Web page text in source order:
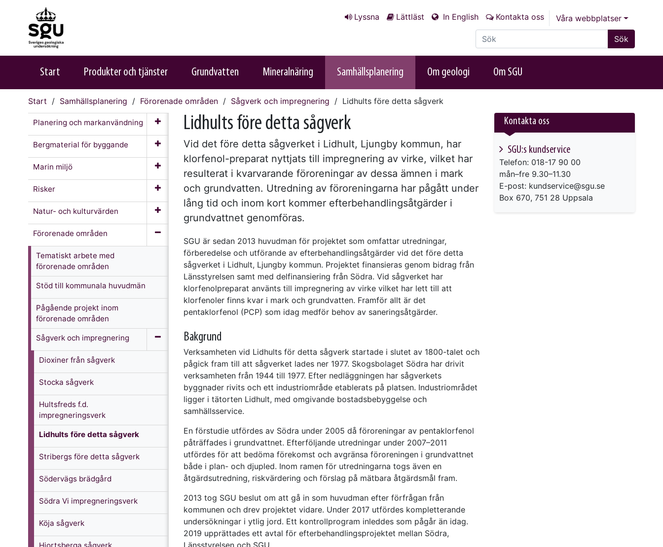
Lyssna Lättläst In English Kontakta oss
Våra webbplatser
Sök på sajten
Sök
Start Produkter och tjänster Grundvatten Mineralnäring Samhällsplanering Om geologi Om SGU
Start Samhällsplanering Förorenade områden Sågverk och impregnering Lidhults före detta sågverk
Planering och markanvändning
Bergmaterial för byggande
Marin miljö
Risker
Natur- och kulturvärden
Förorenade områden
Tematiskt arbete med
förorenade områden
Stöd till kommunala huvudmän
Pågående projekt inom
förorenade områden
Sågverk och impregnering
Dioxiner från sågverk
Stocka sågverk
Hultsfreds f.d.
impregneringsverk
Lidhults före detta sågverk
Stribergs före detta sågverk
Södervägs brädgård
Södra Vi impregneringsverk
Köja sågverk
Hjortsberga sågverk
Lidhults före detta sågverk
Vid det före detta sågverket i Lidhult, Ljungby kommun, har
klorfenol-preparat nyttjats till impregnering av virke, vilket har
resulterat i kvarvarande föroreningar av dessa ämnen i mark
och grundvatten. Utredning av föroreningarna har pågått under
lång tid och inom kort kommer efterbehandlingsåtgärder i
grundvattnet genomföras.
SGU är sedan 2013 huvudman för projektet som omfattar utredningar,
förberedelse och utförande av efterbehandlingsåtgärder vid det före detta
sågverket i Lidhult, Ljungby kommun. Projektet finansieras genom bidrag från
Länsstyrelsen samt med delfinansiering från Södra. Vid sågverket har
klorfenolpreparat använts till impregnering av virke vilket har lett till att
klorfenoler finns kvar i mark och grundvatten. Framför allt är det
pentaklorfenol (PCP) som idag medför behov av saneringsåtgärder.
Bakgrund
Verksamheten vid Lidhults för detta sågverk startade i slutet av 1800-talet och
pågick fram till att sågverket lades ner 1977. Skogsbolaget Södra har drivit
verksamheten från 1944 till 1977. Efter nedläggningen har sågverkets
byggnader rivits och ett industriområde etablerats på platsen. Industriområdet
ligger i tätorten Lidhult, med omgivande bostadsbebyggelse och
samhällsservice.
En förstudie utfördes av Södra under 2005 då föroreningar av pentaklorfenol
påträffades i grundvattnet. Efterföljande utredningar under 2007–2011
utfördes för att bedöma förekomst och avgränsa föroreningen i grundvattnet
både i plan- och djupled. Inom ramen för utredningarna togs även en
åtgärdsutredning, riskvärdering och förslag på mätbara åtgärdsmål fram.
2013 tog SGU beslut om att gå in som huvudman efter förfrågan från
kommunen och drev projektet vidare. Under 2017 utfördes kompletterande
undersökningar i ytlig jord. Ett kontrollprogram inleddes som pågår än idag.
2019 upprättades ett avtal för efterbehandlingsprojektet mellan Södra,
Länsstyrelsen och SGU.
Kontakta oss
SGU:s kundservice
Telefon: 018-17 90 00
mån–fre 9.30–11.30
E-post: kundservice@sgu.se
Box 670, 751 28 Uppsala